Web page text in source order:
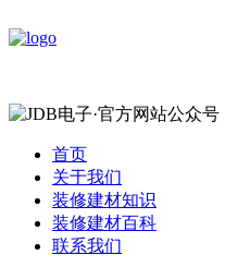
首页
关于我们
装修建材知识
装修建材百科
联系我们